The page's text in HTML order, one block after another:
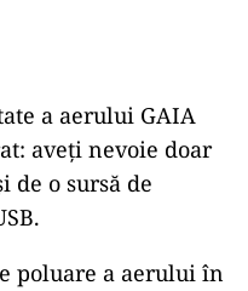
a aerului GAIA
aveți nevoie doar
de o sursă de
poluare a aerului în